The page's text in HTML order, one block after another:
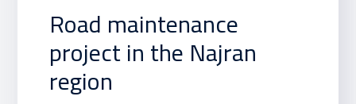
Road maintenance
project in the Najran
region